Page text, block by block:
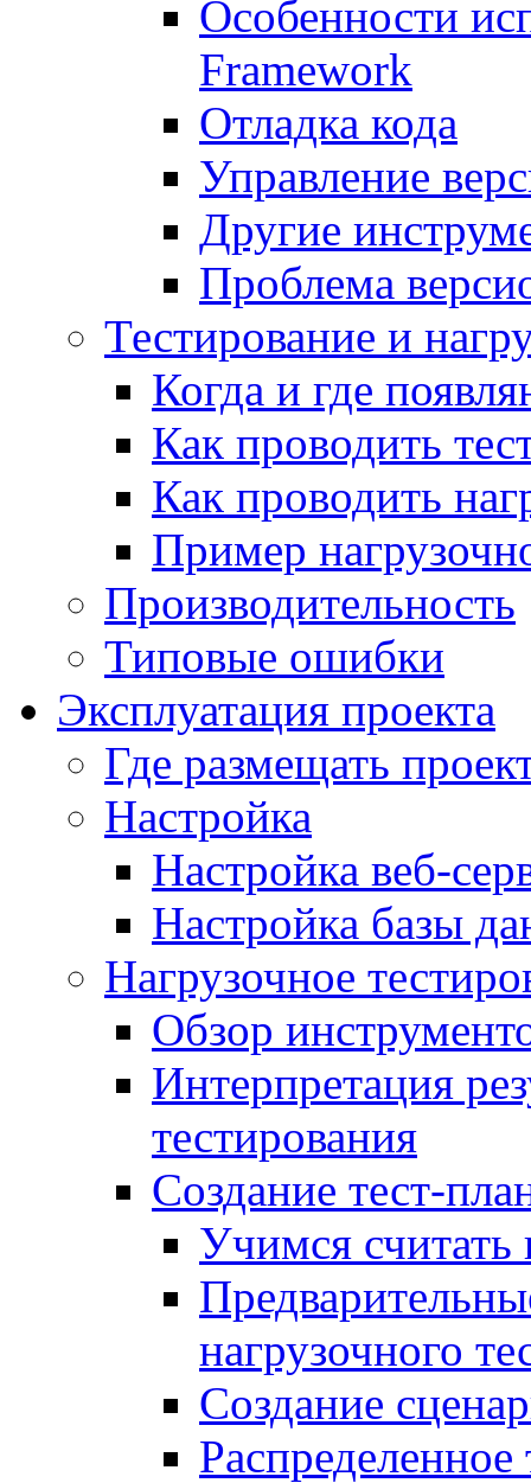
Особенности
Framework
Отладка кода
Управление
Другие
Проблема
Тестирование и
Когда и где
Как проводить
Как проводить
Пример
Производительность
Типовые ошибки
Эксплуатация проекта
Где размещать
Настройка
Настройка веб-
Настройка базы
Нагрузочное
Обзор
Интерпретация
тестирования
Создание тест-
Учимся считать
нагрузочного
Создание
Распределенное